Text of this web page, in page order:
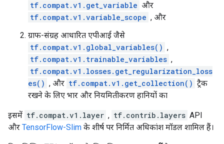
tf.compat.v1.get_variable और
tf.compat.v1.variable_scope , और
ग्राफ-संग्रह आधारित एपीआई जैसे
tf.compat.v1.global_variables() ,
tf.compat.v1.trainable_variables ,
tf.compat.v1.losses.get_regularization_loss
es() , और tf.compat.v1.get_collection() ट्रैक
रखने के लिए भार और नियमितीकरण हानियों का
इसमें tf.compat.v1.layer , tf.contrib.layers API
और TensorFlow-Slim के शीर्ष पर निर्मित अधिकांश मॉडल शामिल हैं।